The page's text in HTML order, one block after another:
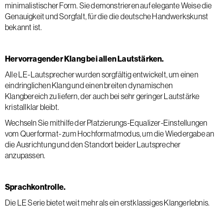
minimalistischer Form. Sie demonstrieren auf elegante Weise die
Genauigkeit und Sorgfalt, für die die deutsche Handwerkskunst
bekannt ist.
Hervorragender Klang bei allen Lautstärken.
Alle LE-Lautsprecher wurden sorgfältig entwickelt, um einen
eindringlichen Klang und einen breiten dynamischen
Klangbereich zu liefern, der auch bei sehr geringer Lautstärke
kristallklar bleibt.
Wechseln Sie mithilfe der Platzierungs-Equalizer-Einstellungen
vom Querformat- zum Hochformatmodus, um die Wiedergabe an
die Ausrichtung und den Standort beider Lautsprecher
anzupassen.
Sprachkontrolle.
Die LE Serie bietet weit mehr als ein erstklassiges Klangerlebnis.